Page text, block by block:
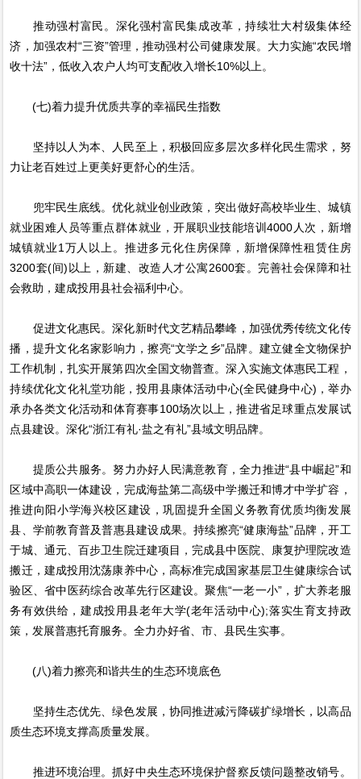
推动强村富民。深化强村富民集成改革，持续壮大村级集体经
济，加强农村“三资”管理，推动强村公司健康发展。大力实施“农民增
收十法”，低收入农户人均可支配收入增长10%以上。
(七)着力提升优质共享的幸福民生指数
坚持以人为本、人民至上，积极回应多层次多样化民生需求，努
力让老百姓过上更美好更舒心的生活。
兜牢民生底线。优化就业创业政策，突出做好高校毕业生、城镇
就业困难人员等重点群体就业，开展职业技能培训4000人次，新增
城镇就业1万人以上。推进多元化住房保障，新增保障性租赁住房
3200套(间)以上，新建、改造人才公寓2600套。完善社会保障和社
会救助，建成投用县社会福利中心。
促进文化惠民。深化新时代文艺精品攀峰，加强优秀传统文化传
播，提升文化名家影响力，擦亮“文学之乡”品牌。建立健全文物保护
工作机制，扎实开展第四次全国文物普查。深入实施文体惠民工程，
持续优化文化礼堂功能，投用县康体活动中心(全民健身中心)，举办
承办各类文化活动和体育赛事100场次以上，推进省足球重点发展试
点县建设。深化“浙江有礼·盐之有礼”县域文明品牌。
提质公共服务。努力办好人民满意教育，全力推进“县中崛起”和
区域中高职一体建设，完成海盐第二高级中学搬迁和博才中学扩容，
推进向阳小学海兴校区建设，巩固提升全国义务教育优质均衡发展
县、学前教育普及普惠县建设成果。持续擦亮“健康海盐”品牌，开工
于城、通元、百步卫生院迁建项目，完成县中医院、康复护理院改造
搬迁，建成投用沈荡康养中心，高标准完成国家基层卫生健康综合试
验区、省中医药综合改革先行区建设。聚焦“一老一小”，扩大养老服
务有效供给，建成投用县老年大学(老年活动中心);落实生育支持政
策，发展普惠托育服务。全力办好省、市、县民生实事。
(八)着力擦亮和谐共生的生态环境底色
坚持生态优先、绿色发展，协同推进减污降碳扩绿增长，以高品
质生态环境支撑高质量发展。
推进环境治理。抓好中央生态环境保护督察反馈问题整改销号。